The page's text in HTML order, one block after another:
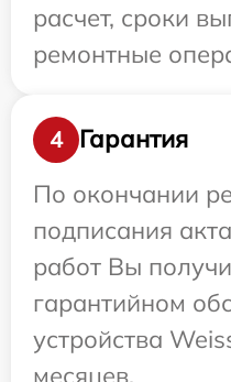
расчет, сроки
ремонтные
4
Гарантия
По окончании
подписания
работ Вы
гарантийном
устройства
месяцев.